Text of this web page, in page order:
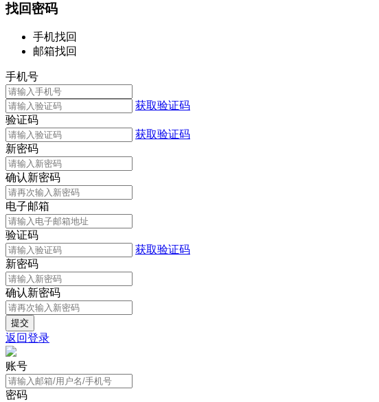
找回密码
手机找回
邮箱找回
手机号
获取验证码
验证码
获取验证码
新密码
确认新密码
电子邮箱
验证码
获取验证码
新密码
确认新密码
返回登录
账号
密码